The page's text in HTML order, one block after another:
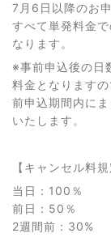
7月6日以降のお
すべて単発料金
なります。
※事前申込後の日
料金となります
前申込期間内に
いたします。
【キャンセル料規
当日：100％
前日：50％
2週間前：30%